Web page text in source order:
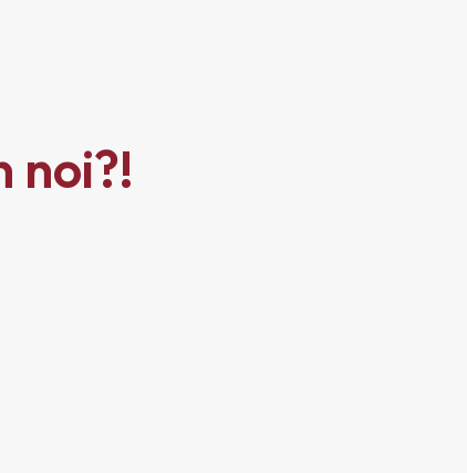
noi?!